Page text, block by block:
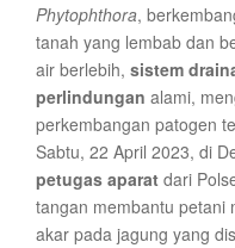
Phytophthora,
tanah yang lembab dan
air berlebih, sistem
perlindungan alami,
perkembangan patogen
Sabtu, 22 April 2023, di
petugas aparat dari
tangan membantu petani
akar pada jagung yang